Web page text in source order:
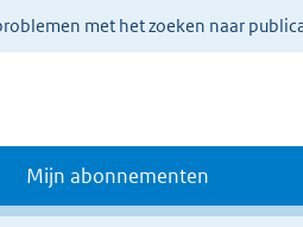
met het zoeken naar
Mijn abonnementen